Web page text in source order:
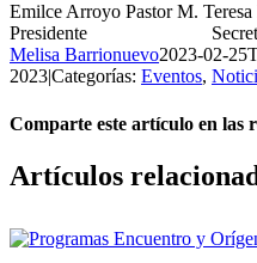
Emilce Arroyo Pastor M.
Presidente
Melisa Barrionuevo2023-02-
2023|Categorías: Eventos,
Comparte este artículo en las
Facebook
X
Reddit
LinkedIn
Pinterest
Vk
Artículos